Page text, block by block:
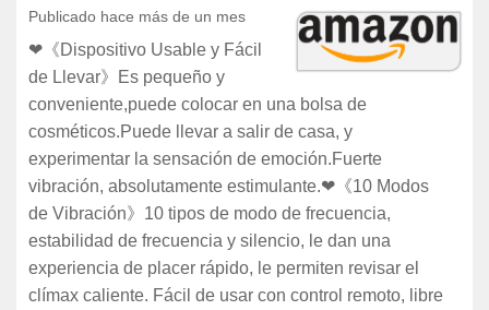
Publicado hace más de un mes
❤《Dispositivo Usable y Fácil
de Llevar》Es pequeño y
conveniente,puede colocar en una bolsa de
cosméticos.Puede llevar a salir de casa, y
experimentar la sensación de emoción.Fuerte
vibración, absolutamente estimulante.❤《10 Modos
de Vibración》10 tipos de modo de frecuencia,
estabilidad de frecuencia y silencio, le dan una
experiencia de placer rápido, le permiten revisar el
clímax caliente. Fácil de usar con control remoto, libre